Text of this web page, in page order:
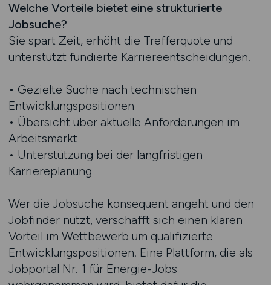
Welche Vorteile bietet eine strukturierte
Jobsuche?
Sie spart Zeit, erhöht die Trefferquote und
unterstützt fundierte Karriereentscheidungen.
• Gezielte Suche nach technischen
Entwicklungspositionen
• Übersicht über aktuelle Anforderungen im
Arbeitsmarkt
• Unterstützung bei der langfristigen
Karriereplanung
Wer die Jobsuche konsequent angeht und den
Jobfinder nutzt, verschafft sich einen klaren
Vorteil im Wettbewerb um qualifizierte
Entwicklungspositionen. Eine Plattform, die als
Jobportal Nr. 1 für Energie-Jobs